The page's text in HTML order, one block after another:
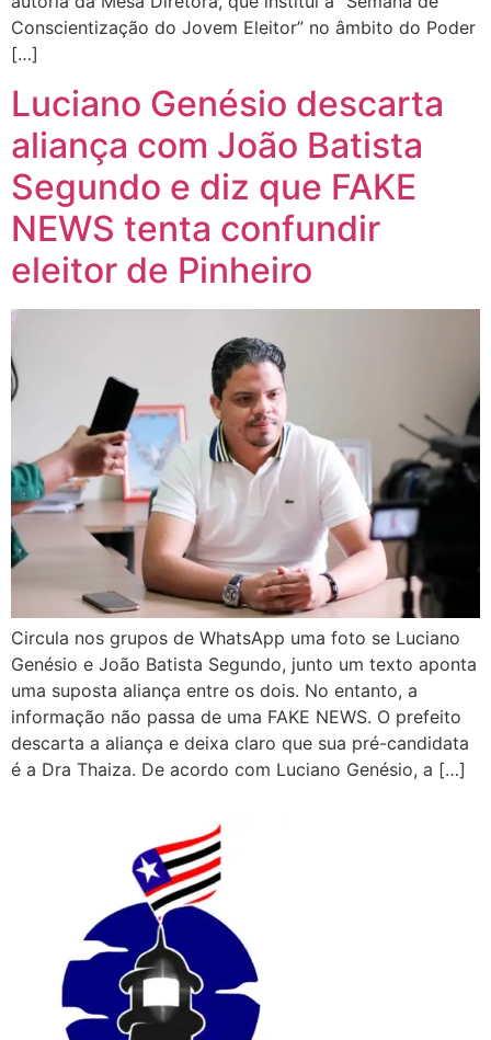
Conscientização do Jovem Eleitor” no âmbito do Poder
[…]
Luciano Genésio descarta
aliança com João Batista
Segundo e diz que FAKE
NEWS tenta confundir
eleitor de Pinheiro
Circula nos grupos de WhatsApp uma foto se Luciano
Genésio e João Batista Segundo, junto um texto aponta
uma suposta aliança entre os dois. No entanto, a
informação não passa de uma FAKE NEWS. O prefeito
descarta a aliança e deixa claro que sua pré-candidata
é a Dra Thaiza. De acordo com Luciano Genésio, a […]